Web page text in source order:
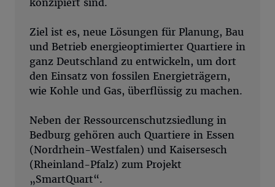
konzipiert sind.
Ziel ist es, neue Lösungen für Planung, Bau
und Betrieb energieoptimierter Quartiere in
ganz Deutschland zu entwickeln, um dort
den Einsatz von fossilen Energieträgern,
wie Kohle und Gas, überflüssig zu machen.
Neben der Ressourcenschutzsiedlung in
Bedburg gehören auch Quartiere in Essen
(Nordrhein-Westfalen) und Kaisersesch
(Rheinland-Pfalz) zum Projekt
„SmartQuart“.